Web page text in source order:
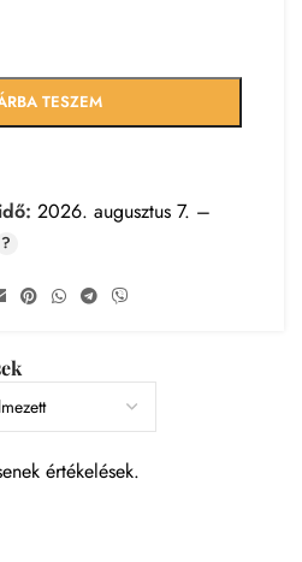
TESZEM
2026. augusztus 7. –
értékelések.